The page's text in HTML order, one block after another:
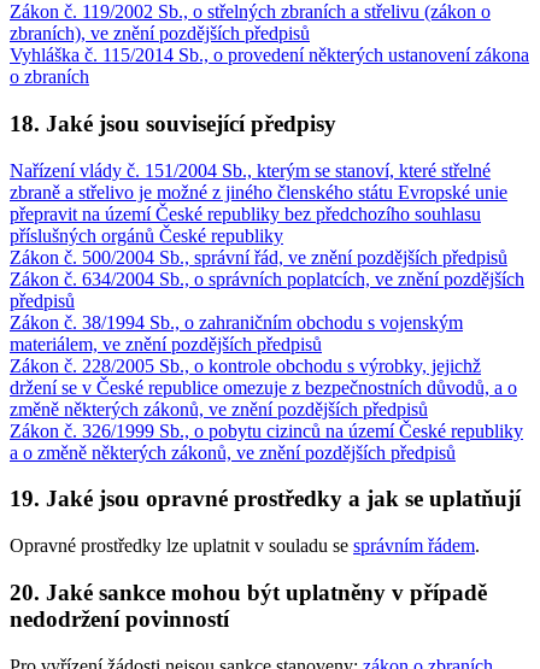
Zákon č. 119/2002 Sb., o střelných zbraních a střelivu (zákon o
zbraních), ve znění pozdějších předpisů
Vyhláška č. 115/2014 Sb., o provedení některých ustanovení zákona
o zbraních
18. Jaké jsou související předpisy
Nařízení vlády č. 151/2004 Sb., kterým se stanoví, které střelné
zbraně a střelivo je možné z jiného členského státu Evropské unie
přepravit na území České republiky bez předchozího souhlasu
příslušných orgánů České republiky
Zákon č. 500/2004 Sb., správní řád, ve znění pozdějších předpisů
Zákon č. 634/2004 Sb., o správních poplatcích, ve znění pozdějších
předpisů
Zákon č. 38/1994 Sb., o zahraničním obchodu s vojenským
materiálem, ve znění pozdějších předpisů
Zákon č. 228/2005 Sb., o kontrole obchodu s výrobky, jejichž
držení se v České republice omezuje z bezpečnostních důvodů, a o
změně některých zákonů, ve znění pozdějších předpisů
Zákon č. 326/1999 Sb., o pobytu cizinců na území České republiky
a o změně některých zákonů, ve znění pozdějších předpisů
19. Jaké jsou opravné prostředky a jak se uplatňují
Opravné prostředky lze uplatnit v souladu se správním řádem.
20. Jaké sankce mohou být uplatněny v případě
nedodržení povinností